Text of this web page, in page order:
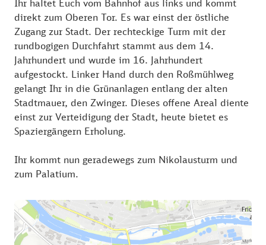
Ihr haltet Euch vom Bahnhof aus links und kommt
direkt zum Oberen Tor. Es war einst der östliche
Zugang zur Stadt. Der rechteckige Turm mit der
rundbogigen Durchfahrt stammt aus dem 14.
Jahrhundert und wurde im 16. Jahrhundert
aufgestockt. Linker Hand durch den Roßmühlweg
gelangt Ihr in die Grünanlagen entlang der alten
Stadtmauer, den Zwinger. Dieses offene Areal diente
einst zur Verteidigung der Stadt, heute bietet es
Spaziergängern Erholung.
Ihr kommt nun geradewegs zum Nikolausturm und
zum Palatium.